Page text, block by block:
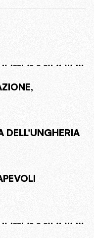
DELL'UNGHERIA